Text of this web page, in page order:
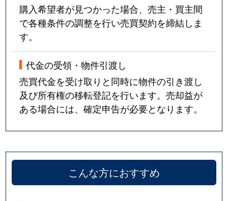
購入希望者が見つかった場合、売主・買主間
で各種条件の調整を行い売買契約を締結しま
す。
代金の受領・物件引渡し
売買代金を受け取りと同時に物件の引き渡し
及び所有権の移転登記を行います。売却益が
ある場合には、確定申告が必要となります。
こんな方におすすめ